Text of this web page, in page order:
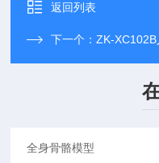
返回列表
下一个：ZK-